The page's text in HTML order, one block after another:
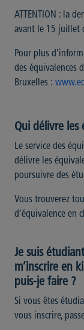
ATTENTION : la
avant le 15 juillet
Pour plus
des équivalences
Bruxelles :
Qui délivre les
Le service des
délivre les
poursuivre des
Vous trouverez
d’équivalence en
Je suis
m’inscrire en
puis-je faire ?
Si vous êtes
vous inscrire,